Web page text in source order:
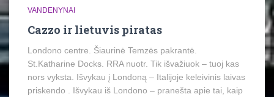
VANDENYNAI
Cazzo ir lietuvis piratas
Londono centre. Šiaurinė Temzės pakrantė.
St.Katharine Docks. RRA nuotr. Tik išvažiuok – tuoj kas
nors vyksta. Išvykau į Londoną – Italijoje keleivinis laivas
priskendo . Išvykau iš Londono – pranešta apie tai, kaip